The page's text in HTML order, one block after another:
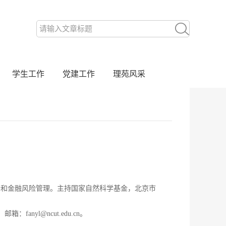
学生工作 党建工作 理苑风采
金融风险管理。 主持国家自然科学基金，北京市
箱：fanyl@ncut.edu.cn。